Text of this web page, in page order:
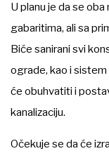
U planu je da se
gabaritima, ali sa
Biće sanirani svi
ograde, kao i
će obuhvatiti i
kanalizaciju.
Očekuje se da će